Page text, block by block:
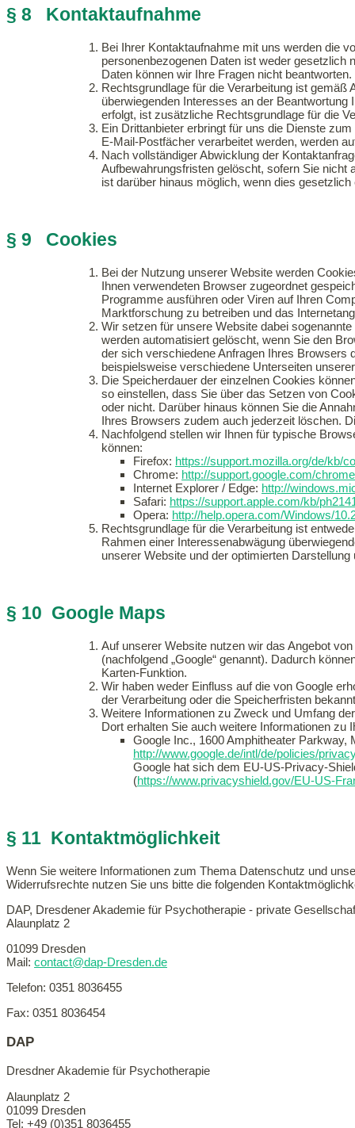
§ 8 Kontaktaufnahme
Bei Ihrer Kontaktaufnahme mit uns werden die
personenbezogenen Daten ist weder gesetzlich
Daten können wir Ihre Fragen nicht beantworten.
Rechtsgrundlage für die Verarbeitung ist
überwiegenden Interesses an der
erfolgt, ist zusätzliche Rechtsgrundlage für die
Ein Drittanbieter erbringt für uns die Dienste
E-Mail-Postfächer verarbeitet werden, werden
Nach vollständiger Abwicklung der
Aufbewahrungsfristen gelöscht, sofern Sie nicht
ist darüber hinaus möglich, wenn dies
§ 9 Cookies
Bei der Nutzung unserer Website werden
Ihnen verwendeten Browser zugeordnet
Programme ausführen oder Viren auf Ihren
Marktforschung zu betreiben und das
Wir setzen für unsere Website dabei
werden automatisiert gelöscht, wenn Sie den
der sich verschiedene Anfragen Ihres Browsers
beispielsweise verschiedene Unterseiten
Die Speicherdauer der einzelnen Cookies
so einstellen, dass Sie über das Setzen von
oder nicht. Darüber hinaus können Sie die
Ihres Browsers zudem auch jederzeit löschen.
Nachfolgend stellen wir Ihnen für typische
können:
Firefox: https://support.mozilla.org/de/kb/
Chrome: http://support.google.com/
Internet Explorer / Edge: http://
Safari: https://support.apple.com/kb/
Opera: http://help.opera.com/Windows/
Rechtsgrundlage für die Verarbeitung ist
Rahmen einer Interessenabwägung
unserer Website und der optimierten Darstellung
§ 10 Google Maps
Auf unserer Website nutzen wir das Angebot
(nachfolgend „Google“ genannt). Dadurch
Karten-Funktion.
Wir haben weder Einfluss auf die von Google
der Verarbeitung oder die Speicherfristen
Weitere Informationen zu Zweck und Umfang
Dort erhalten Sie auch weitere Informationen
Google Inc., 1600 Amphitheater Parkway,
http://www.google.de/intl/de/policies/
Google hat sich dem EU-US-Privacy-
(https://www.privacyshield.gov/EU-US-
§ 11 Kontaktmöglichkeit
Wenn Sie weitere Informationen zum Thema Datenschutz und
Widerrufsrechte nutzen Sie uns bitte die folgenden
DAP, Dresdener Akademie für Psychotherapie - private
Alaunplatz 2
01099 Dresden
Mail: contact@dap-Dresden.de
Telefon: 0351 8036455
Fax: 0351 8036454
DAP
Dresdner Akademie für Psychotherapie
Alaunplatz 2
01099 Dresden
Tel: +49 (0)351 8036455